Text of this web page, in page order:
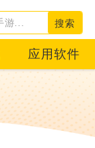
搜索
应用软件